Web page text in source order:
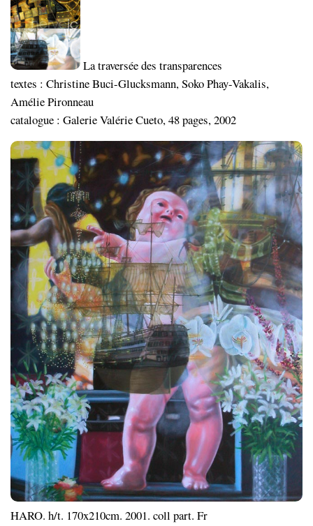
La traversée des transparences
textes : Christine Buci-Glucksmann, Soko Phay-Vakalis,
Amélie Pironneau
catalogue : Galerie Valérie Cueto, 48 pages, 2002
HARO. h/t. 170x210cm. 2001. coll part. Fr